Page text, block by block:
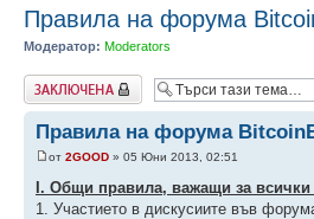
Правила на форума
Модератор: Moderators
Заключена
Правила на форума
от 2GOOD » 05 Юни 2013, 02:51
І. Общи правила, важащи за всички
1. Участието в дискусиите във